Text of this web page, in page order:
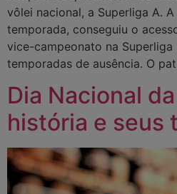
vôlei nacional, a Superliga A.
temporada, conseguiu o
vice-campeonato na
temporadas de ausência. O
Dia Nacional
história e seus